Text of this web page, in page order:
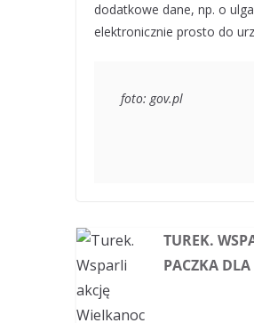
dodatkowe dane, np. o
elektronicznie prosto do
foto: gov.pl
TUREK.
PACZKA